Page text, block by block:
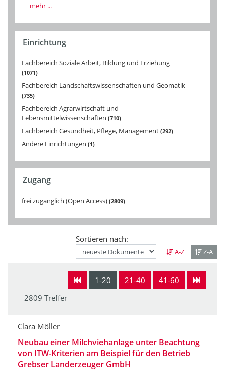
mehr ...
Einrichtung
Fachbereich Soziale Arbeit, Bildung und Erziehung
1071
Fachbereich Landschaftswissenschaften und Geomatik
735
Fachbereich Agrarwirtschaft und
Lebensmittelwissenschaften 710
Fachbereich Gesundheit, Pflege, Management 292
Andere Einrichtungen 1
Zugang
frei zugänglich (Open Access) 2809
Sortieren nach:
A-Z Z-A
1-20 21-40
41-60
2809 Treffer
Clara Möller
Neubau einer Milchviehanlage unter Beachtung
von ITW-Kriterien am Beispiel für den Betrieb
Grebser Landerzeuger GmbH